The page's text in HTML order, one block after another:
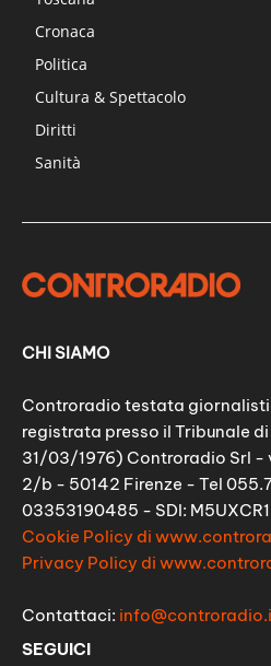
Cronaca
Politica
Cultura & Spettacolo
Diritti
Sanità
CHI SIAMO
Controradio testata
registrata presso il Tribunale
31/03/1976) Controradio Srl -
2/b - 50142 Firenze - Tel
03353190485 - SDI: M5UXCR1
Cookie Policy di
Privacy Policy di
Contattaci:
SEGUICI